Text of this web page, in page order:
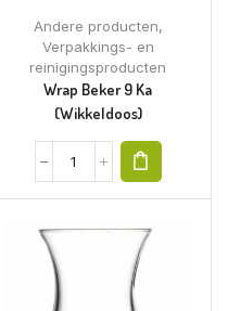
Andere producten,
Verpakkings- en
reinigingsproducten
Wrap Beker 9 Ka
(wikkeldoos)